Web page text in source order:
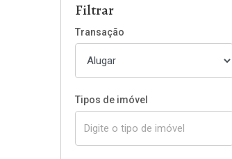
Filtrar
Transação
Tipos de imóvel